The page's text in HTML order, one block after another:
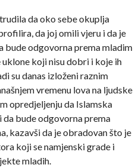
da oko sebe okuplja
da joj omili vjeru i da je
bude odgovorna prema mladim
koji nisu dobri i koje ih
su danas izloženi raznim
vremenu lova na ljudske
opredjeljenju da Islamska
bude odgovorna prema
kazavši da je obradovan što je
koji se namjenski grade i
mladih.